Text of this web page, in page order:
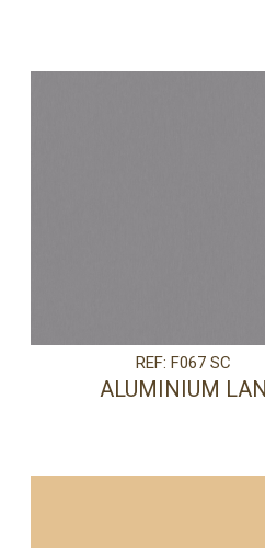
REF: F067 SC
ALUMINIUM LAN